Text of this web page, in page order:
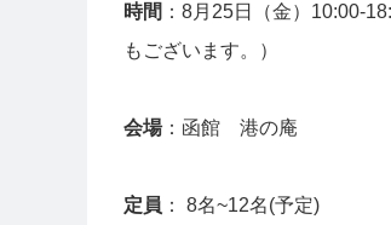
時間 ：8月25日（金）
もございます。）
会場：函館 港の庵
定員 ： 8名~12名(予定)